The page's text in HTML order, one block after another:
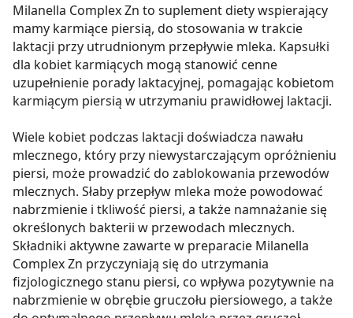
Milanella Complex Zn to suplement diety wspierający
mamy karmiące piersią, do stosowania w trakcie
laktacji przy utrudnionym przepływie mleka. Kapsułki
dla kobiet karmiących mogą stanowić cenne
uzupełnienie porady laktacyjnej, pomagając kobietom
karmiącym piersią w utrzymaniu prawidłowej laktacji.
Wiele kobiet podczas laktacji doświadcza nawału
mlecznego, który przy niewystarczającym opróżnieniu
piersi, może prowadzić do zablokowania przewodów
mlecznych. Słaby przepływ mleka może powodować
nabrzmienie i tkliwość piersi, a także namnażanie się
określonych bakterii w przewodach mlecznych.
Składniki aktywne zawarte w preparacie Milanella
Complex Zn przyczyniają się do utrzymania
fizjologicznego stanu piersi, co wpływa pozytywnie na
nabrzmienie w obrębie gruczołu piersiowego, a także